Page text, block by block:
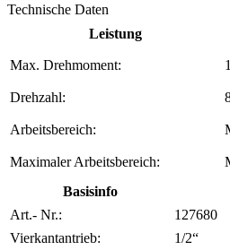
Technische Daten
Leistung
Max. Drehmoment:
Drehzahl:
Arbeitsbereich:
Maximaler Arbeitsbereich:
Basisinfo
Art.- Nr.:
127680
Vierkantantrieb:
1/2“